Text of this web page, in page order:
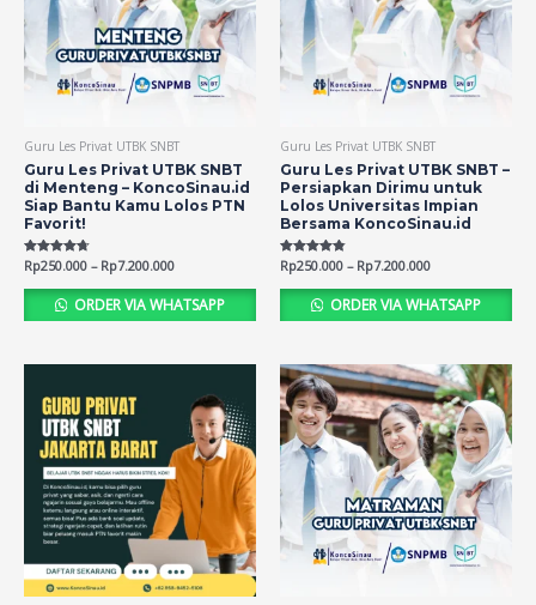
Guru Les Privat UTBK SNBT
Guru Les Privat UTBK SNBT
di Menteng – KoncoSinau.id
Siap Bantu Kamu Lolos PTN
Favorit!
Rated
4.69
out of 5
Rp250.000 – Rp7.200.000
ORDER VIA WHATSAPP
Guru Les Privat UTBK SNBT
Guru Les Privat UTBK SNBT –
Persiapkan Dirimu untuk
Lolos Universitas Impian
Bersama KoncoSinau.id
Rated
4.79
out of 5
Rp250.000 – Rp7.200.000
ORDER VIA WHATSAPP